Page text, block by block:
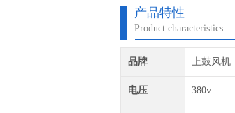
产品特性
Product characteristics
品牌 上鼓风机
电压 380v